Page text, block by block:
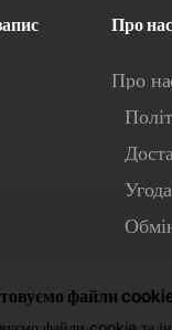
файли
Про нас
Про